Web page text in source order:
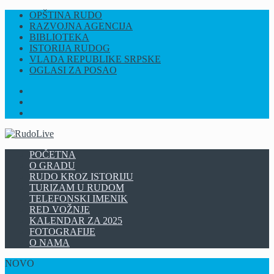
OPŠTINA RUDO
RAZVOJNA AGENCIJA
BIBLIOTEKA
ISTORIJA RUDOG
VLADA REPUBLIKE SRPSKE
OGLASI ZA POSAO
POČETNA
O GRADU
RUDO KROZ ISTORIJU
TURIZAM U RUDOM
TELEFONSKI IMENIK
RED VOŽNJE
KALENDAR ZA 2025
FOTOGRAFIJE
O NAMA
NOVO